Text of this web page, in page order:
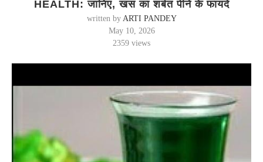
HEALTH: जानिए, खस का शर्बत पीने के फायदे
written by ARTI PANDEY
May 10, 2026
2359 views